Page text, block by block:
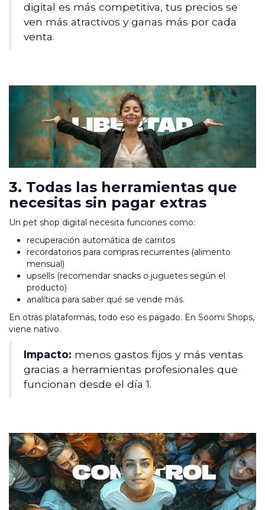
digital es más competitiva, tus precios se
ven más atractivos y ganas más por cada
venta.
3. Todas las herramientas que
necesitas sin pagar extras
Un pet shop digital necesita funciones como:
recuperación automática de carritos
recordatorios para compras recurrentes (alimento
mensual)
upsells (recomendar snacks o juguetes según el
producto)
analítica para saber qué se vende más.
En otras plataformas, todo eso es pagado. En Soomi Shops,
viene nativo.
Impacto: menos gastos fijos y más ventas
gracias a herramientas profesionales que
funcionan desde el día 1.